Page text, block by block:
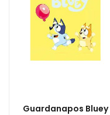
Guardanapos Bluey